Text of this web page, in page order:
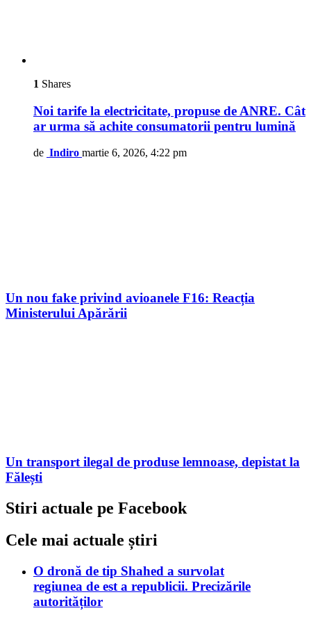
1 Shares
Noi tarife la electricitate, propuse de ANRE. Cât
ar urma să achite consumatorii pentru lumină
de Indiro martie 6, 2026, 4:22 pm
Un nou fake privind avioanele F16: Reacția
Ministerului Apărării
Un transport ilegal de produse lemnoase, depistat la
Fălești
Stiri actuale pe Facebook
Cele mai actuale știri
O dronă de tip Shahed a survolat
regiunea de est a republicii. Precizările
autorităților